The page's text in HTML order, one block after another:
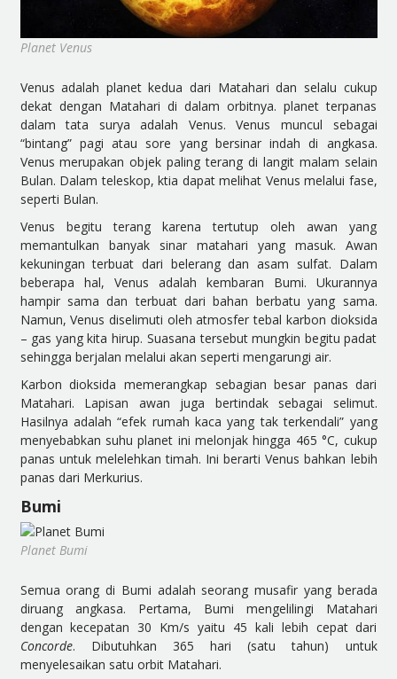
Planet Venus
Venus adalah planet kedua dari Matahari dan selalu cukup
dekat dengan Matahari di dalam orbitnya. planet terpanas
dalam tata surya adalah Venus. Venus muncul sebagai
“bintang” pagi atau sore yang bersinar indah di angkasa.
Venus merupakan objek paling terang di langit malam selain
Bulan. Dalam teleskop, ktia dapat melihat Venus melalui fase,
seperti Bulan.
Venus begitu terang karena tertutup oleh awan yang
memantulkan banyak sinar matahari yang masuk. Awan
kekuningan terbuat dari belerang dan asam sulfat. Dalam
beberapa hal, Venus adalah kembaran Bumi. Ukurannya
hampir sama dan terbuat dari bahan berbatu yang sama.
Namun, Venus diselimuti oleh atmosfer tebal karbon dioksida
– gas yang kita hirup. Suasana tersebut mungkin begitu padat
sehingga berjalan melalui akan seperti mengarungi air.
Karbon dioksida memerangkap sebagian besar panas dari
Matahari. Lapisan awan juga bertindak sebagai selimut.
Hasilnya adalah “efek rumah kaca yang tak terkendali” yang
menyebabkan suhu planet ini melonjak hingga 465 °C, cukup
panas untuk melelehkan timah. Ini berarti Venus bahkan lebih
panas dari Merkurius.
Bumi
Planet Bumi
Semua orang di Bumi adalah seorang musafir yang berada
diruang angkasa. Pertama, Bumi mengelilingi Matahari
dengan kecepatan 30 Km/s yaitu 45 kali lebih cepat dari
Concorde. Dibutuhkan 365 hari (satu tahun) untuk
menyelesaikan satu orbit Matahari.